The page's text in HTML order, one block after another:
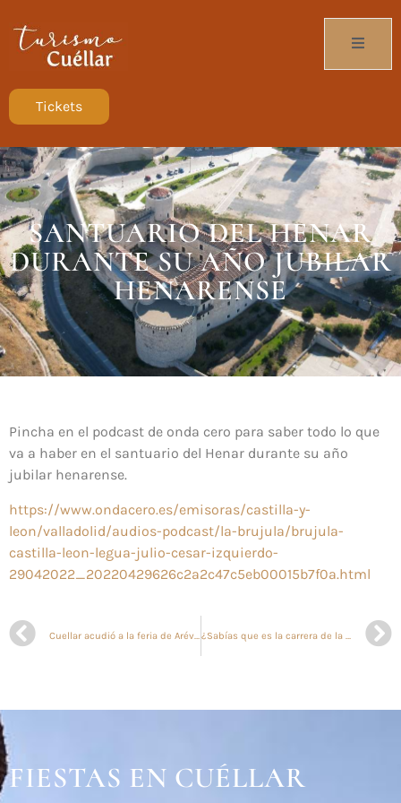
Tickets
SANTUARIO DEL HENAR
DURANTE SU AÑO JUBILAR
HENARENSE
Pincha en el podcast de onda cero para saber todo lo que
va a haber en el santuario del Henar durante su año
jubilar henarense.
https://www.ondacero.es/emisoras/castilla-y-
leon/valladolid/audios-podcast/la-brujula/brujula-
castilla-leon-legua-julio-cesar-izquierdo-
29042022_20220429626c2a2c47c5eb00015b7f0a.html
Cuellar acudió a la feria de Arévalo ¿Sabías que es la carrera de la chuleta y la cronoescalada?
FIESTAS EN CUÉLLAR